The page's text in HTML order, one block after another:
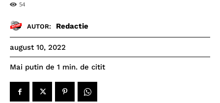
54
AUTOR: Redactie
august 10, 2022
Mai putin de 1 min. de citit